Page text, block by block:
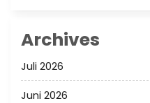
Archives
Juli 2026
Juni 2026